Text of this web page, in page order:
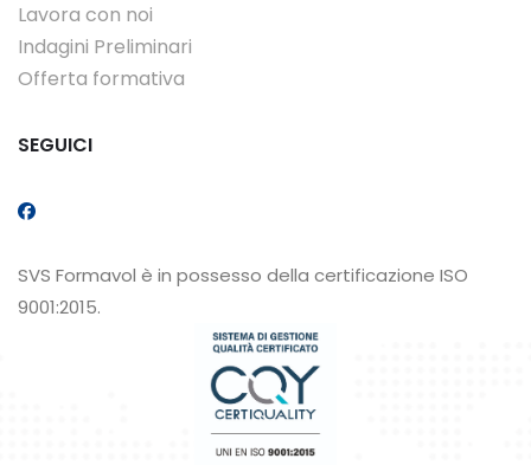
Lavora con noi
Indagini Preliminari
Offerta formativa
SEGUICI
SVS Formavol è in possesso della certificazione ISO
9001:2015.